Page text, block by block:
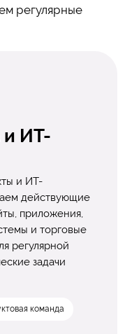
регулярные
и ИТ-
и ИТ-
действующие
приложения,
и торговые
регулярной
задачи
команда